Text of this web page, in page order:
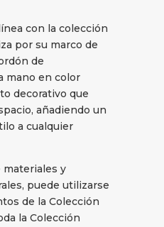
con la colección
por su marco de
de
mano en color
decorativo que
añadiendo un
a cualquier
materiales y
puede utilizarse
de la Colección
la Colección